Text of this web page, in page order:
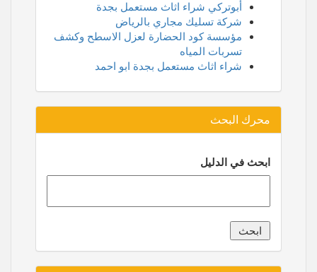
أبوتركي شراء اثاث مستعمل بجدة
شركة تسليك مجاري بالرياض
مؤسسة كود الحضارة لعزل الاسطح وكشف
تسربات المياه
شراء اثاث مستعمل بجدة ابو احمد
محرك البحث
ابحث في الدليل